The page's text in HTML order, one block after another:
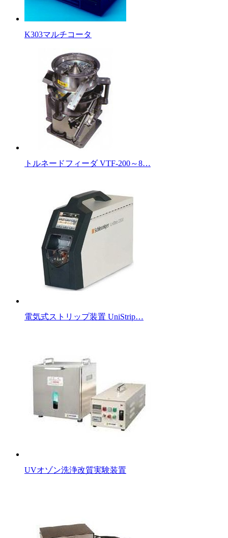
K303マルチコータ
トルネードフィーダ VTF-200～8…
電気式ストリップ装置 UniStrip…
UVオゾン洗浄改質実験装置